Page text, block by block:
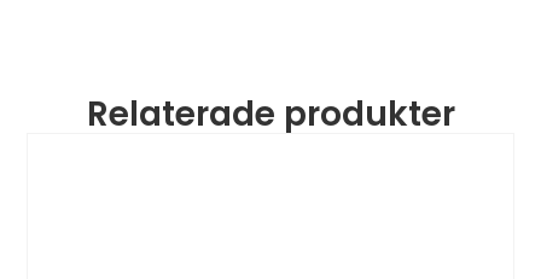
Relaterade produkter